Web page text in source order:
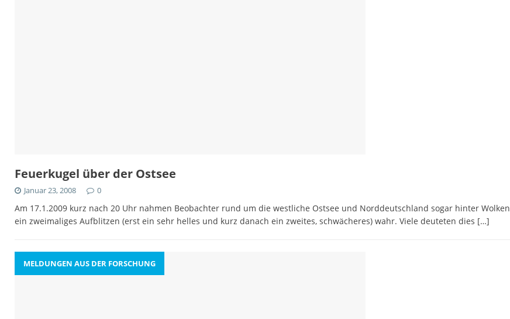
Feuerkugel über der Ostsee
Januar 23, 2008 0
Am 17.1.2009 kurz nach 20 Uhr nahmen Beobachter rund um die westliche Ostsee und Norddeutschland sogar hinter Wolken
ein zweimaliges Aufblitzen (erst ein sehr helles und kurz danach ein zweites, schwächeres) wahr. Viele deuteten dies […]
MELDUNGEN AUS DER FORSCHUNG